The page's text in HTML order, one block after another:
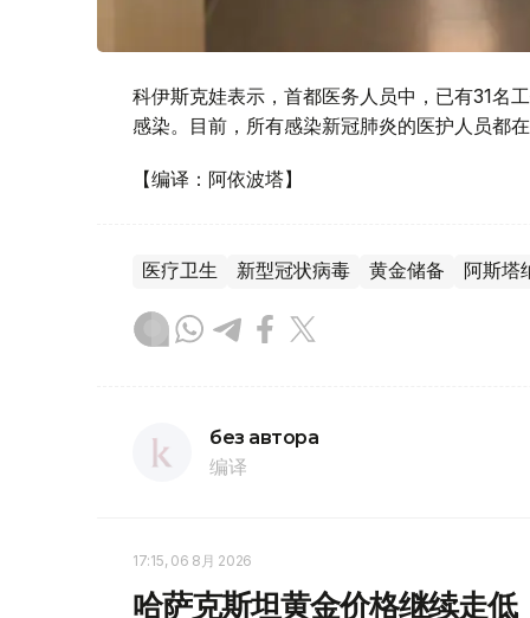
科伊斯克娃表示，首都医务人员中，已有31名
感染。目前，所有感染新冠肺炎的医护人员都
【编译：阿依波塔】
医疗卫生 新型冠状病毒 黄金储备 阿斯塔
без автора
编译
17:15, 06 8月 2026
哈萨克斯坦黄金价格继续走低